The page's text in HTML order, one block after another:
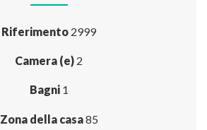
Riferimento 2999
Camera (e) 2
Bagni1
Zona della casa85